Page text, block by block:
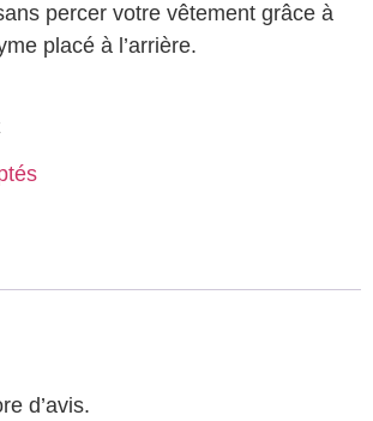
percer votre vêtement grâce à
placé à l’arrière.
d’avis.